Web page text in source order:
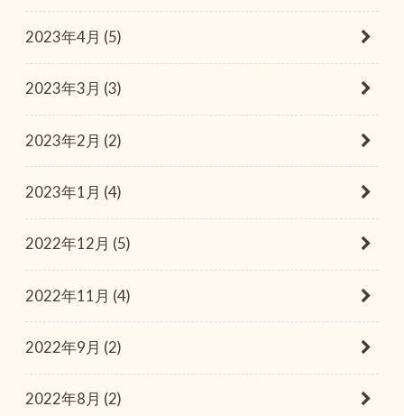
2023年4月 (5)
2023年3月 (3)
2023年2月 (2)
2023年1月 (4)
2022年12月 (5)
2022年11月 (4)
2022年9月 (2)
2022年8月 (2)